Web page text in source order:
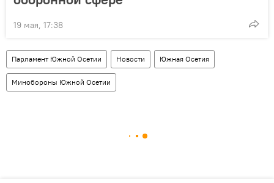
19 мая, 17:38
Парламент Южной Осетии Новости Южная Осетия
Минобороны Южной Осетии